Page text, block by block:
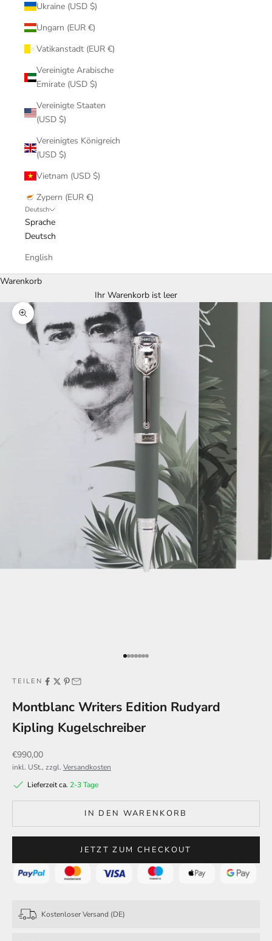
Ukraine (USD $)
Ungarn (EUR €)
Vatikanstadt (EUR €)
Vereinigte Arabische
Emirate (USD $)
Vereinigte Staaten
(USD $)
Vereinigtes Königreich
(USD $)
Vietnam (USD $)
Zypern (EUR €)
Deutsch
Sprache
Deutsch
English
Warenkorb
Ihr Warenkorb ist leer
Bild vergrößern
Gehe zu Element 1
Gehe zu Element 2
Gehe zu Element 3
Gehe zu Element 4
Gehe zu Element 5
Gehe zu Element 6
Gehe zu Element 7
TEILEN
Montblanc Writers Edition Rudyard
Kipling Kugelschreiber
Angebot
€990,00
inkl. USt., zzgl. Versandkosten
Lieferzeit ca. 2-3 Tage
IN DEN WARENKORB
JETZT ZUM CHECKOUT
Kostenloser Versand (DE)